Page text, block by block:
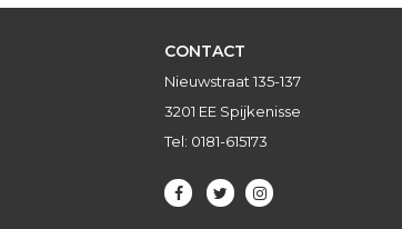
CONTACT
Nieuwstraat 135-137
3201 EE Spijkenisse
Tel: 0181-615173